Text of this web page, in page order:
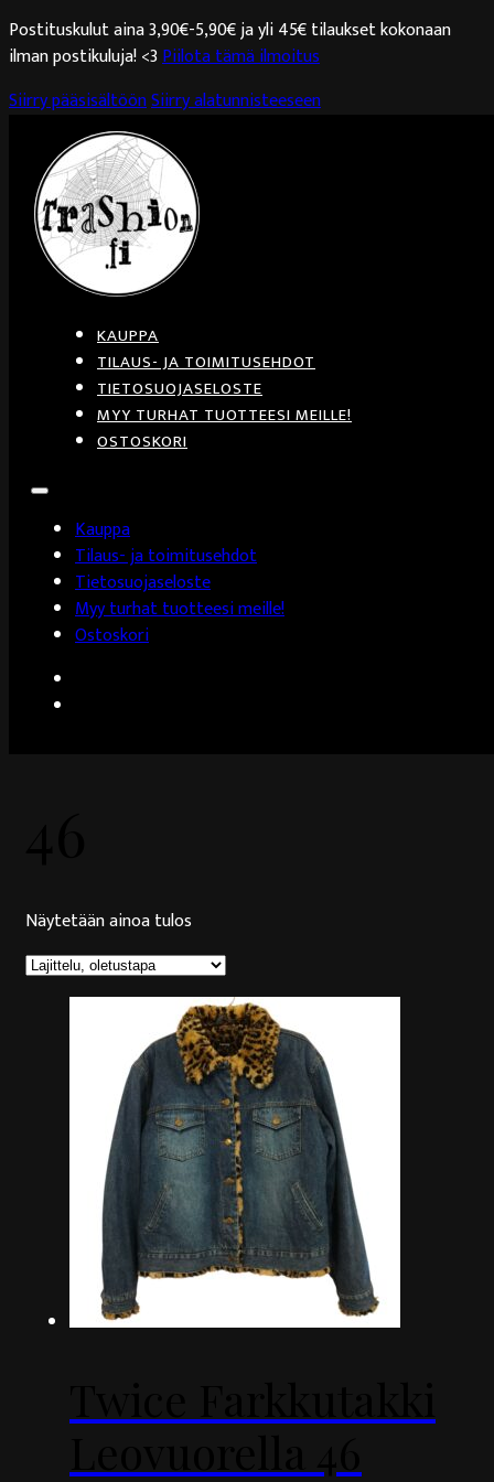
Postituskulut aina 3,90€-5,90€ ja yli 45€ tilaukset kokonaan
ilman postikuluja! <3Piilota tämä ilmoitus
Siirry pääsisältöönSiirry alatunnisteeseen
KAUPPA
TILAUS- JA TOIMITUSEHDOT
TIETOSUOJASELOSTE
MYY TURHAT TUOTTEESI MEILLE!
OSTOSKORI
Kauppa
Tilaus- ja toimitusehdot
Tietosuojaseloste
Myy turhat tuotteesi meille!
Ostoskori
Näytetään ainoa tulos